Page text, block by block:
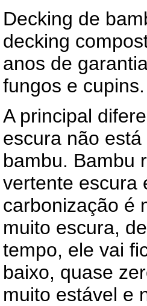
Decking de
decking
anos de
fungos e cupins.
A principal
escura não
bambu. Bambu
vertente escura
carbonização é
muito escura,
tempo, ele vai
baixo, quase
muito estável e